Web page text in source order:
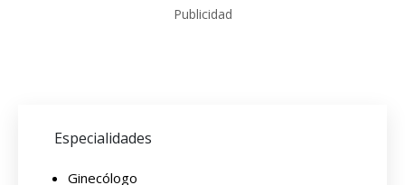
Publicidad
Especialidades
Ginecólogo